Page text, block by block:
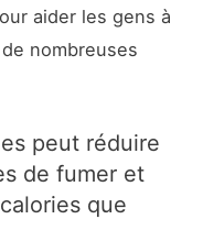
aider les gens à
nombreuses
peut réduire
de fumer et
que